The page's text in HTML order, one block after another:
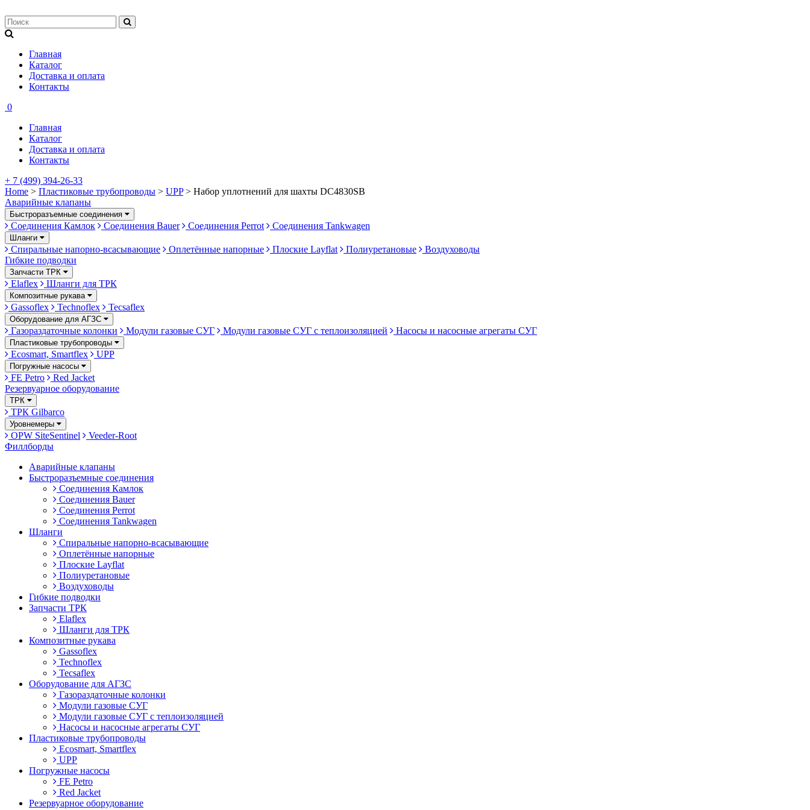
Главная
Каталог
Доставка и оплата
Контакты
0
Главная
Каталог
Доставка и оплата
Контакты
+ 7 (499) 394-26-33
Home > Пластиковые трубопроводы > UPP> Набор уплотнений для шахты DC4830SB
Аварийные клапаны
Быстроразъемные соединения
Соединения Камлок Соединения Bauer Соединения Perrot Соединения Tankwagen
Шланги
Спиральные напорно-всасывающие Оплетённые напорные Плоские Layflat Полиуретановые
Воздуховоды
Гибкие подводки
Запчасти ТРК
Elaflex Шланги для ТРК
Композитные рукава
Gassoflex Technoflex Tecsaflex
Оборудование для АГЗС
Газораздаточные колонки Модули газовые СУГ Модули газовые СУГ с теплоизоляцией Насосы и насосные агрегаты СУГ
Пластиковые трубопроводы
Ecosmart, Smartflex UPP
Погружные насосы
FE Petro
Red Jacket
Резервуарное оборудование
ТРК
ТРК Gilbarco
Уровнемеры
OPW SiteSentinel
Veeder-Root
Филлборды
Аварийные клапаны
Быстроразъемные соединения
Соединения Камлок
Соединения Bauer
Соединения Perrot
Соединения Tankwagen
Шланги
Спиральные напорно-всасывающие
Оплетённые напорные
Плоские Layflat
Полиуретановые
Воздуховоды
Гибкие подводки
Запчасти ТРК
Elaflex
Шланги для ТРК
Композитные рукава
Gassoflex
Technoflex
Tecsaflex
Оборудование для АГЗС
Газораздаточные колонки
Модули газовые СУГ
Модули газовые СУГ с теплоизоляцией
Насосы и насосные агрегаты СУГ
Пластиковые трубопроводы
Ecosmart, Smartflex
UPP
Погружные насосы
FE Petro
Red Jacket
Резервуарное оборудование